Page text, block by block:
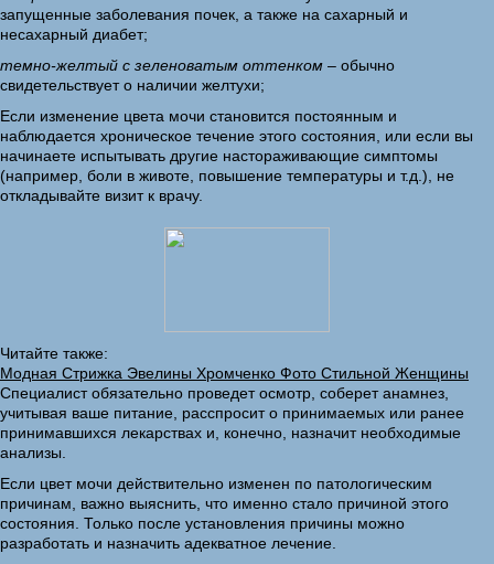
запущенные заболевания почек, а также на сахарный и
несахарный диабет;
темно-желтый с зеленоватым оттенком – обычно
свидетельствует о наличии желтухи;
Если изменение цвета мочи становится постоянным и
наблюдается хроническое течение этого состояния, или если вы
начинаете испытывать другие настораживающие симптомы
(например, боли в животе, повышение температуры и т.д.), не
откладывайте визит к врачу.
Читайте также:
Модная Стрижка Эвелины Хромченко Фото Стильной Женщины
Специалист обязательно проведет осмотр, соберет анамнез,
учитывая ваше питание, расспросит о принимаемых или ранее
принимавшихся лекарствах и, конечно, назначит необходимые
анализы.
Если цвет мочи действительно изменен по патологическим
причинам, важно выяснить, что именно стало причиной этого
состояния. Только после установления причины можно
разработать и назначить адекватное лечение.